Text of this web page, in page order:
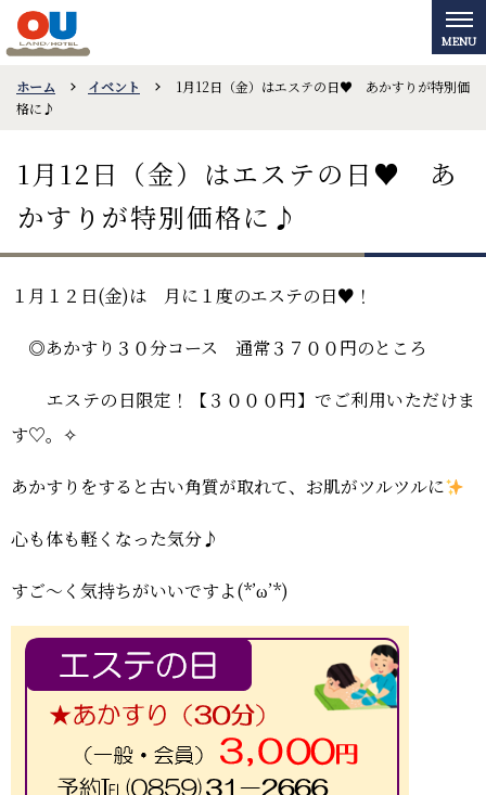
おーゆ・ランド
おーゆ・ホテル
ホーム イベント
1月12日（金）はエステの日♥ あかすりが特別価
格に♪
1月12日（金）はエステの日♥ あ
かすりが特別価格に♪
１月１２日(金)は 月に１度のエステの日♥！
◎あかすり３０分コース 通常３７００円のところ
エステの日限定！【３０００円】でご利用いただけま
す♡。✧
あかすりをすると古い角質が取れて、お肌がツルツルに
心も体も軽くなった気分♪
すご～く気持ちがいいですよ(*’ω’*)